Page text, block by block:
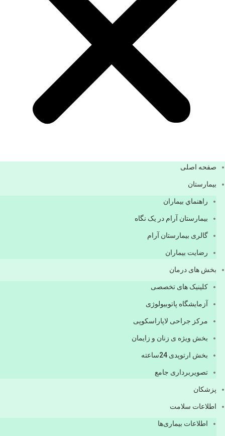
صفحه اصلی
بيمارستان
راهنماي بیماران
بیمارستان آرام در یک نگاه
گالری بیمارستان آرام
رضایت بیماران
بخش های درمان
کلینیک های تخصصی
آزمایشگاه پاتوبیولوژی
مرکز جراحی لاپاراسکوپی
بخش ویژه ی زنان و زایمان
بخش ارتوپدی 24ساعته
تصویربرداری جامع
پزشكان
اطلاعات سلامت
اطلاعات بیماری‌ها